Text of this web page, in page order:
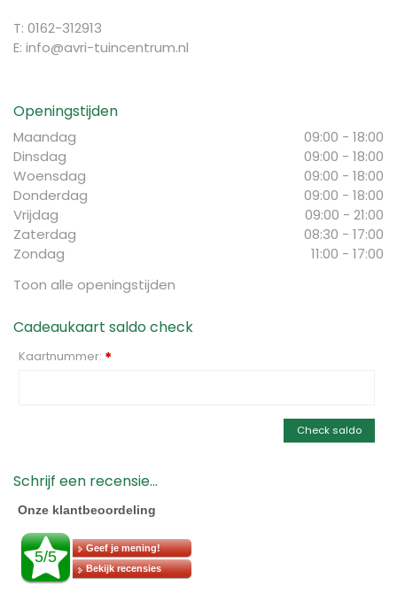
T: 0162-312913
E: info@avri-tuincentrum.nl
Openingstijden
Maandag
09:00 - 18:00
Dinsdag
09:00 - 18:00
Woensdag
09:00 - 18:00
Donderdag
09:00 - 18:00
Vrijdag
09:00 - 21:00
Zaterdag
08:30 - 17:00
Zondag
11:00 - 17:00
Toon alle openingstijden
Cadeaukaart saldo check
Kaartnummer: *
Check saldo
Schrijf een recensie...